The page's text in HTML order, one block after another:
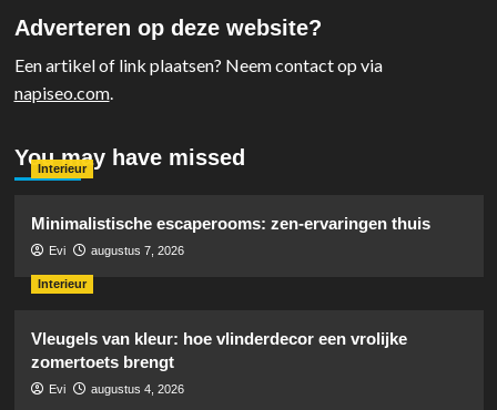
Adverteren op deze website?
Een artikel of link plaatsen? Neem contact op via
napiseo.com.
You may have missed
Interieur
Minimalistische escaperooms: zen-ervaringen thuis
Evi augustus 7, 2026
Interieur
Vleugels van kleur: hoe vlinderdecor een vrolijke
zomertoets brengt
Evi augustus 4, 2026